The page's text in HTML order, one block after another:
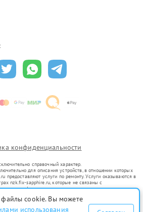
конфиденциальности
справочный характер.
для описания устройств, в отношении которых
предоставляют услуги по ремонту. Услуги оказываются в
nzk.fix-sapphire.ru, которые не связаны с
или их официальными представителями.
уже введенных в гражданский оборот в соответствии
цели индивидуализации услуг или введения
файлы cookie. Вы можете
использования